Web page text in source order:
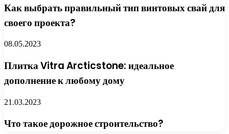
Как выбрать правильный тип винтовых свай для
своего проекта?
08.05.2023
Плитка Vitra Arcticstone: идеальное
дополнение к любому дому
21.03.2023
Что такое дорожное строительство?